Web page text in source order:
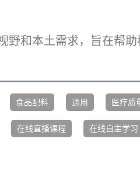
野和本土需求，旨在帮
食品配料 通用 医疗质
在线直播课程 在线自主学习